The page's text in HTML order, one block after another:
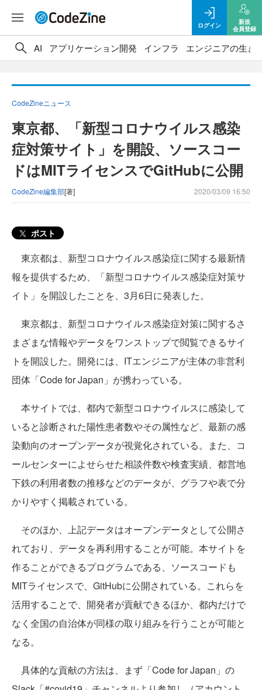
ログイン
新規
会員登録
AI アプリケーション開発 インフラ エンジニアの生き
CodeZineニュース
東京都、「新型コロナウイルス感染
症対策サイト」を開設、ソースコー
ドはMITライセンスでGitHubに公開
CodeZine編集部[著] 2020/03/09 16:50
ポスト
東京都は、新型コロナウイルス感染症に関する最新情
報を提供するため、「新型コロナウイルス感染症対策サ
イト」を開設したことを、3月6日に発表した。
東京都は、新型コロナウイルス感染症対策に関するさ
まざまな情報やデータをワンストップで閲覧できるサイ
トを開設した。開発には、ITエンジニアが主体の非営利
団体「Code for Japan」が携わっている。
本サイトでは、都内で新型コロナウイルスに感染して
いると診断された陽性患者数やその属性など、最新の感
染動向のオープンデータが視覚化されている。また、コ
ールセンターによせらせた相談件数や検査実績、都営地
下鉄の利用者数の推移などのデータが、グラフや表で分
かりやすく掲載されている。
そのほか、上記データはオープンデータとして公開さ
れており、データを再利用することが可能。本サイトを
作ることができるプログラムである、ソースコードも
MITライセンスで、GitHubに公開されている。これらを
活用することで、開発者が貢献できるほか、都内だけで
なく全国の自治体が同様の取り組みを行うことが可能と
なる。
具体的な貢献の方法は、まず「Code for Japan」の